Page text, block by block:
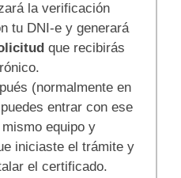
la verificación
tu DNI‑e y generará
que recibirás
(normalmente en
entrar con ese
equipo y
iniciaste el trámite y
el certificado.